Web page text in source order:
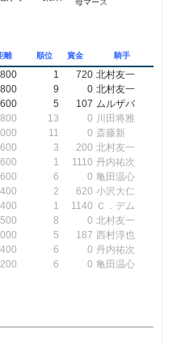
母マース
離 順位 賞金 騎手
1 720 北村友一
9 0 北村友一
5 107 ムルザバ
13 0 川田将雅
11 0 斎藤新
3 200 北村友一
1 1110 丹内祐次
6 0 亀田温心
2 620 小沢大仁
1 1140 Ｃ．デム
8 0 北村友一
5 187 西村淳也
6 0 丹内祐次
6 0 亀田温心